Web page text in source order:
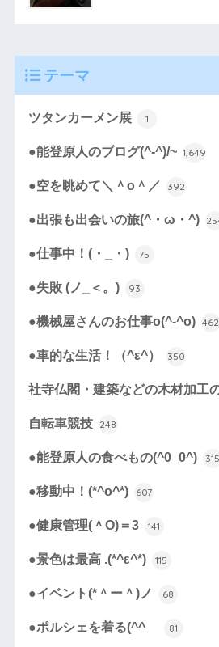
テーマ
ツタンカーメン展 1
●能登原人のブログ(^-^)/~ 1,649
●空を眺めて＼＾o＾／ 392
●出張も出会いの旅(^・ω・^)
●仕事中！(・_・) 75
●失敗 (ノ_＜。) 93
●機械屋さんのお仕事o(^-^o) 462
●車的な生活！（^ε^） 350
社寺仏閣・建築などの木材加工
自転車競技 248
●能登原人の食べもの(^0_0^) 315
●移動中！(*^o^*) 607
●健康管理(＾O)＝3 141
●景色は最高 .(*^ε^*) 115
●イベント(*＾ー＾)ノ 68
●ポルシェを着る(^^ゞ 81